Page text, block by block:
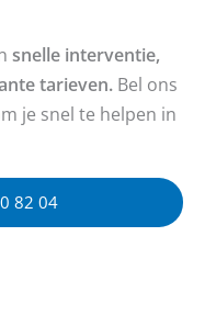
snelle interventie,
tarieven. Bel ons
je snel te helpen in
82 04